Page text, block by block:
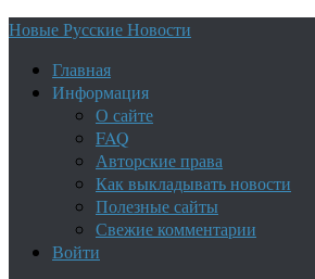
Новые Русские Новости
Главная
Информация
О сайте
FAQ
Авторские права
Как выкладывать новости
Полезные сайты
Свежие комментарии
Войти